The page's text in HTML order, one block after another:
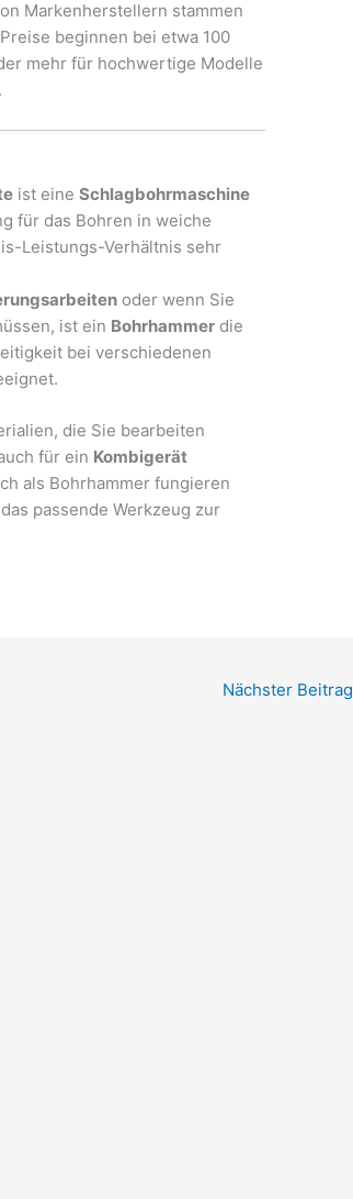
Markenherstellern stammen
beginnen bei etwa 100
mehr für hochwertige Modelle
ist eineSchlagbohrmaschine
für das Bohren in weiche
Leistungs-Verhältnis sehr
oder wenn Sie
ist ein Bohrhammer die
bei verschiedenen
die Sie bearbeiten
für ein Kombigerät
als Bohrhammer fungieren
passende Werkzeug zur
Nächster Beitrag